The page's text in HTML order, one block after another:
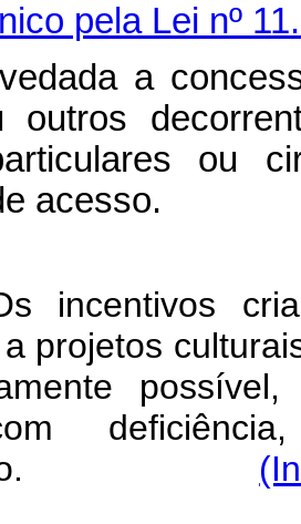
pela Lei nº
a
outros
ou
acesso.
projetos